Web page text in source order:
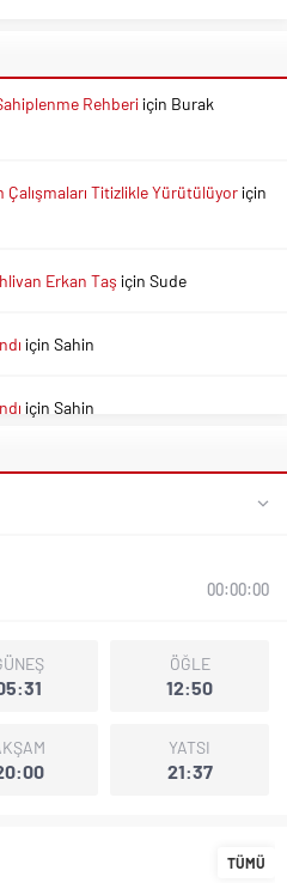
Rehberiiçin Burak
Çalışmaları Titizlikle Yürütülüyoriçin
Erkan Taş için Sude
için Sahin
için Sahin
00:00:00
ÖĞLE
12:50
YATSI
21:37
TÜMÜ